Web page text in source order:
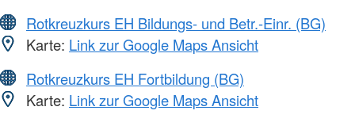
Rotkreuzkurs EH Bildungs- und Betr.-Einr. (BG)
Karte: Link zur Google Maps Ansicht
Rotkreuzkurs EH Fortbildung (BG)
Karte: Link zur Google Maps Ansicht